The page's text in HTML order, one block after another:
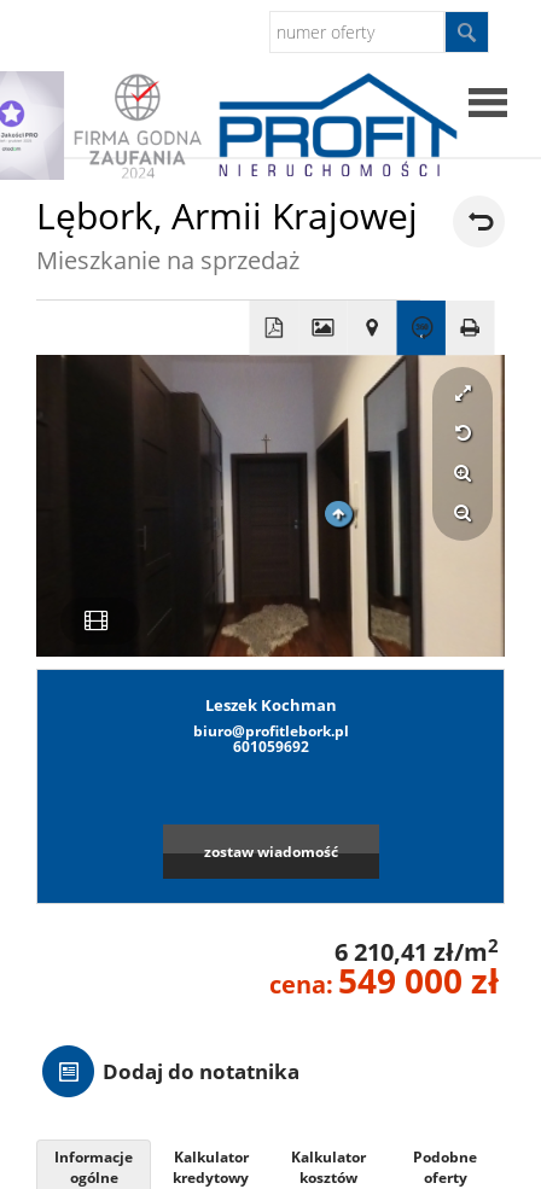
Domy
Dzialki
Lębork, Armii Krajowej
Mieszkanie na sprzedaż
Leaflet|©
Leszek Kochman
biuro@profitlebork.pl
601059692
zostaw wiadomość
6 210,41 zł/m2
cena: 549 000 zł
Dodaj do notatnika
Informacje
ogólne
Kalkulator
kredytowy
Kalkulator
kosztów
Podobne
oferty